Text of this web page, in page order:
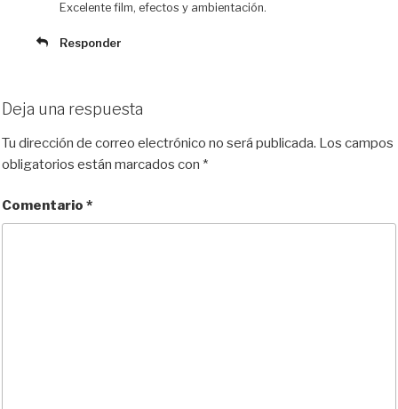
Excelente film, efectos y ambientación.
Responder
Deja una respuesta
Tu dirección de correo electrónico no será publicada. Los campos
obligatorios están marcados con *
Comentario *